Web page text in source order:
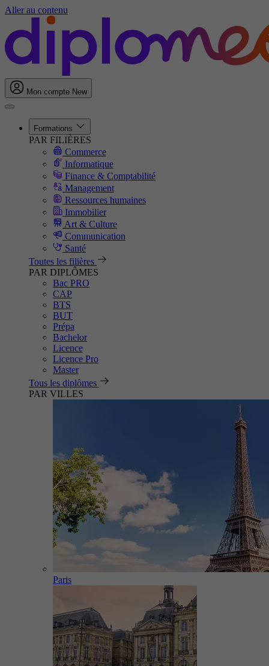
Aller au contenu
Mon compte New
Formations
PAR FILIÈRES
Commerce
Informatique
Finance & Comptabilité
Management
Ressources humaines
Immobilier
Art & Culture
Communication
Santé
Toutes les filières
PAR DIPLÔMES
Bac PRO
CAP
BTS
BUT
Prépa
Bachelor
Licence
Licence Pro
Master
Tous les diplômes
PAR VILLES
Paris